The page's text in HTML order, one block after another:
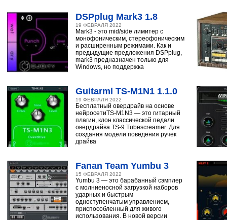
DSPplug Mark3 1.8
19 ФЕВРАЛЯ 2022
Mark3 - это mid/side лимитер с
монофоническим, стереофоническим
и расширенным режимами. Как и
предыдущие предложения DSPplug,
mark3 предназначен только для
Windows, но поддержка
Guitarml TS-M1N1 1.1.0
19 ФЕВРАЛЯ 2022
Бесплатный овердрайв на основе
нейросетиTS-M1N3 — это гитарный
плагин, клон классической педали
овердрайва TS-9 Tubescreamer. Для
создания модели поведения ручек
драйва
Fanan Team Yumbu 3
15 ФЕВРАЛЯ 2022
Yumbu 3 — это барабанный сэмплер
с молниеносной загрузкой наборов
ударных и быстрым
одноступенчатым управлением,
приспособленный для живого
использования. В новой версии